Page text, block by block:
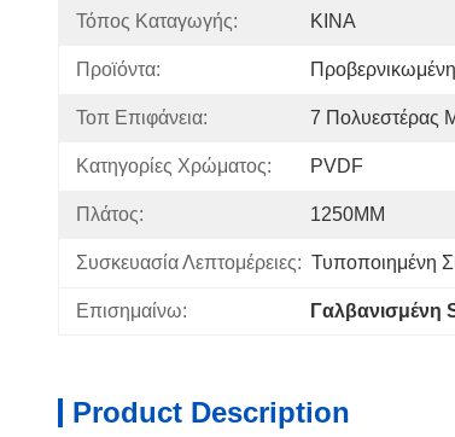
Τόπος Καταγωγής: ΚΙΝΑ
Προϊόντα:
Τοπ Επιφάνεια: 7 Πολυεστέρας
Κατηγορίες Χρώματος: PVDF
Πλάτος: 1250MM
Συσκευασία Λεπτομέρειες: Τυποποιημένη
Επισημαίνω: Γαλβανισμένη
Product Description